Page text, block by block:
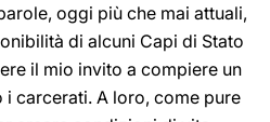
oggi più che mai attuali,
di alcuni Capi di Stato
il mio invito a compiere un
carcerati. A loro, come pure